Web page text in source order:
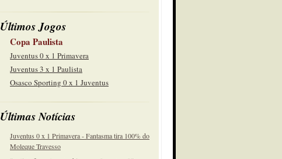
Últimos Jogos
Copa Paulista
Juventus 0 x 1 Primavera
Juventus 3 x 1 Paulista
Osasco Sporting 0 x 1 Juventus
Últimas Notícias
Juventus 0 x 1 Primavera - Fantasma tira 100% do
Moleque Travesso